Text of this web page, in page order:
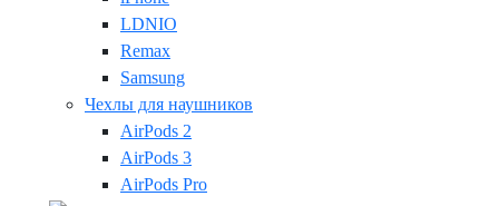
LDNIO
Remax
Samsung
Чехлы для наушников
AirPods 2
AirPods 3
AirPods Pro